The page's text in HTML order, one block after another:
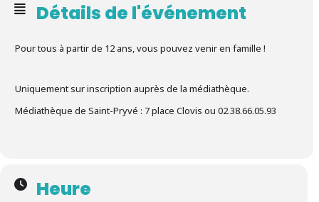
Détails de l'événement
Pour tous à partir de 12 ans, vous pouvez venir en famille !
Uniquement sur inscription auprès de la médiathèque.
Médiathèque de Saint-Pryvé : 7 place Clovis ou 02.38.66.05.93
Heure